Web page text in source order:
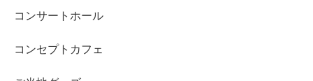
コンサートホール
コンセプトカフェ